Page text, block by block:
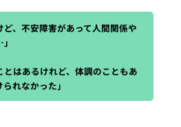
ど、不安障害があって人間関係や
とはあるけれど、体調のこともあ
れなかった」